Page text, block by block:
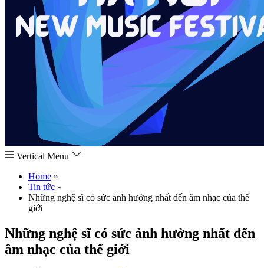
Vertical Menu
Home »
Tin tức »
Những nghệ sĩ có sức ảnh hưởng nhất đến âm nhạc của thế
giới
Những nghệ sĩ có sức ảnh hưởng nhất đến
âm nhạc của thế giới